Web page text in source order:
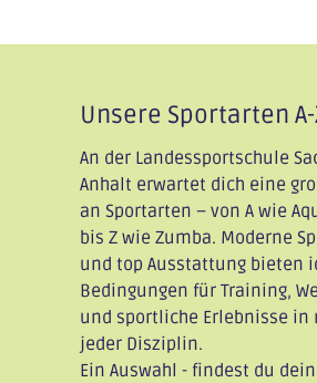
Unsere Sportarten
An der Landessportschule
Anhalt erwartet dich eine
an Sportarten – von A wie
bis Z wie Zumba. Moderne
und top Ausstattung bieten
Bedingungen für Training,
und sportliche Erlebnisse in
jeder Disziplin.
Ein Auswahl - findest du